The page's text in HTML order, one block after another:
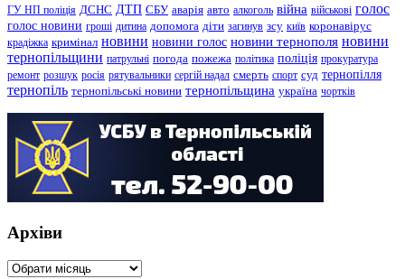
ГУ НП поліція ДСНС ДТП СБУ аварія авто алкоголь війна військові голос
голос новини гроші дитина допомога діти загинув зсу київ коронавірус
крадіжка кримінал новини новини голос новини тернополя новини
тернопільщини патрульні погода пожежа політика поліція прокуратура
ремонт розшук росія рятувальники сергій надал смерть спорт суд тернопілля
тернопіль тернопільські новини тернопільщина україна чортків
Архіви
Архіви